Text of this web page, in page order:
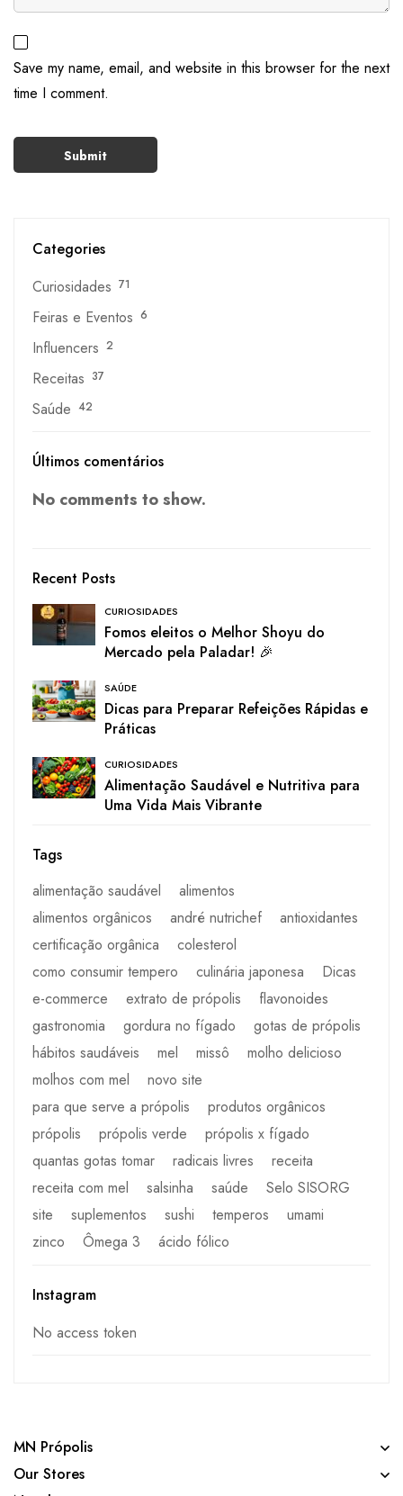
Save my name, email, and website in this browser for the next
time I comment.
Categories
Curiosidades 71
Feiras e Eventos 6
Influencers 2
Receitas 37
Saúde 42
Últimos comentários
No comments to show.
Recent Posts
CURIOSIDADES
Fomos eleitos o Melhor Shoyu do
Mercado pela Paladar! 🎉
SAÚDE
Dicas para Preparar Refeições Rápidas e
Práticas
CURIOSIDADES
Alimentação Saudável e Nutritiva para
Uma Vida Mais Vibrante
Tags
alimentação saudável
alimentos
alimentos orgânicos
andré nutrichef
antioxidantes
certificação orgânica
colesterol
como consumir tempero
culinária japonesa
Dicas
e-commerce
extrato de própolis
flavonoides
gastronomia
gordura no fígado
gotas de própolis
hábitos saudáveis
mel missô
molho delicioso
molhos com mel
novo site
para que serve a própolis
produtos orgânicos
própolis
própolis verde
própolis x fígado
quantas gotas tomar
radicais livres
receita
receita com mel
salsinha saúde
Selo SISORG
site
suplementos sushi temperos
umami
zinco
Ômega 3 ácido fólico
Instagram
No access token
MN Própolis
Our Stores